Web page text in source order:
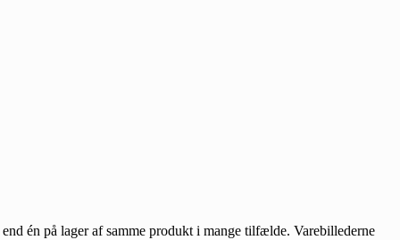
én på lager af samme produkt i mange tilfælde. Varebillederne